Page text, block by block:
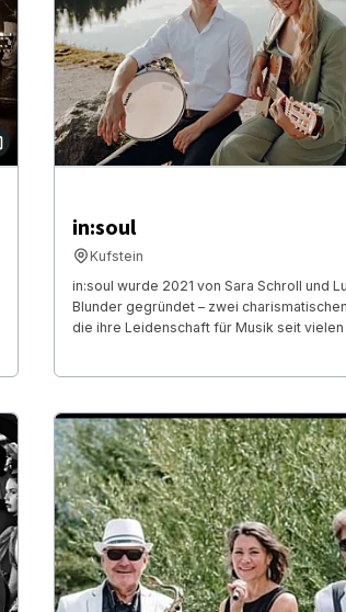
in:soul
Kufstein
in:soul wurde 2021 von Sara Schroll und
Blunder gegründet – zwei
die ihre Leidenschaft für Musik seit vielen